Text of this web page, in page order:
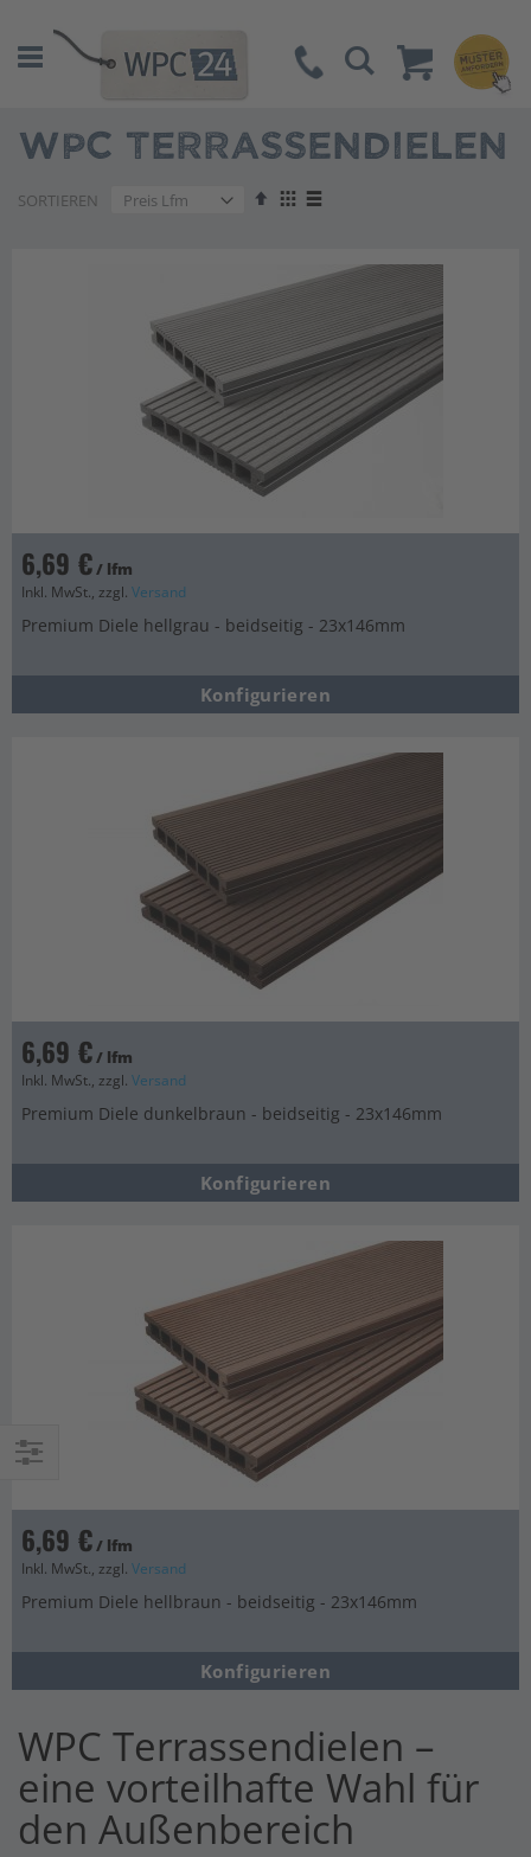
Suche
WPC TERRASSENDIELEN
SORTIEREN
AbsteigendAnzeigen
6,69 €/ lfm
Inkl. MwSt., zzgl. Versand
Premium Diele hellgrau - beidseitig - 23x146mm
Konfigurieren
6,69 €/ lfm
Inkl. MwSt., zzgl. Versand
Premium Diele dunkelbraun - beidseitig - 23x146mm
Konfigurieren
6,69 €/ lfm
Inkl. MwSt., zzgl. Versand
Premium Diele hellbraun - beidseitig - 23x146mm
Konfigurieren
WPC Terrassendielen –
eine vorteilhafte Wahl für
den Außenbereich